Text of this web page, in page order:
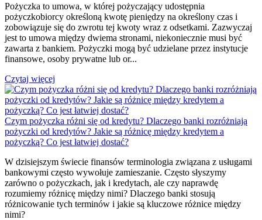
Pożyczka to umowa, w której pożyczający udostępnia
pożyczkobiorcy określoną kwotę pieniędzy na określony czas i
zobowiązuje się do zwrotu tej kwoty wraz z odsetkami. Zazwyczaj
jest to umowa między dwiema stronami, niekoniecznie musi być
zawarta z bankiem. Pożyczki mogą być udzielane przez instytucje
finansowe, osoby prywatne lub or...
Czytaj więcej
Czym pożyczka różni się od kredytu? Dlaczego banki rozróżniają
pożyczki od kredytów? Jakie są różnicę między kredytem a
pożyczką? Co jest łatwiej dostać?
W dzisiejszym świecie finansów terminologia związana z usługami
bankowymi często wywołuje zamieszanie. Często słyszymy
zarówno o pożyczkach, jak i kredytach, ale czy naprawdę
rozumiemy różnicę między nimi? Dlaczego banki stosują
różnicowanie tych terminów i jakie są kluczowe różnice między
nimi?